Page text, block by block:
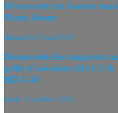
Découverte du bonnet
Music Beany
dimanche 5 mai 2019
Découverte des supports
grille d’aération HD-C5 &
HD-C40
lundi 13 octobre 2014